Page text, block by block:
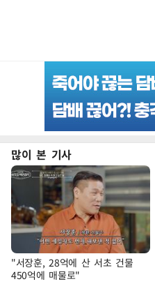
많이 본 기사
"서장훈, 28억에 산 서초 건물
450억에 매물로"